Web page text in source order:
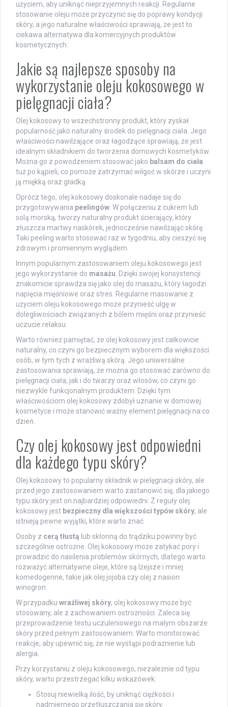
użyciem, aby uniknąć nieprzyjemnych reakcji. Regularne
stosowanie oleju może przyczynić się do poprawy kondycji
skóry, a jego naturalne właściwości sprawiają, że jest to
ciekawa alternatywa dla komercyjnych produktów
kosmetycznych.
Jakie są najlepsze sposoby na
wykorzystanie oleju kokosowego w
pielęgnacji ciała?
Olej kokosowy to wszechstronny produkt, który zyskał
popularność jako naturalny środek do pielęgnacji ciała. Jego
właściwości nawilżające oraz łagodzące sprawiają, że jest
idealnym składnikiem do tworzenia domowych kosmetyków.
Można go z powodzeniem stosować jako balsam do ciała
tuż po kąpieli, co pomoże zatrzymać wilgoć w skórze i uczyni
ją miękką oraz gładką.
Oprócz tego, olej kokosowy doskonale nadaje się do
przygotowywania peelingów . W połączeniu z cukrem lub
solą morską, tworzy naturalny produkt ścierający, który
złuszcza martwy naskórek, jednocześnie nawilżając skórę.
Taki peeling warto stosować raz w tygodniu, aby cieszyć się
zdrowym i promiennym wyglądem.
Innym popularnym zastosowaniem oleju kokosowego jest
jego wykorzystanie do masażu . Dzięki swojej konsystencji
znakomicie sprawdza się jako olej do masażu, który łagodzi
napięcia mięśniowe oraz stres. Regularne masowanie z
użyciem oleju kokosowego może przynieść ulgę w
dolegliwościach związanych z bólem mięśni oraz przynieść
uczucie relaksu.
Warto również pamiętać, że olej kokosowy jest całkowicie
naturalny, co czyni go bezpiecznym wyborem dla większości
osób, w tym tych z wrażliwą skórą. Jego uniwersalne
zastosowania sprawiają, że można go stosować zarówno do
pielęgnacji ciała, jak i do twarzy oraz włosów, co czyni go
niezwykle funkcjonalnym produktem. Dzięki tym
właściwościom olej kokosowy zdobył uznanie w domowej
kosmetyce i może stanowić ważny element pielęgnacji na co
dzień.
Czy olej kokosowy jest odpowiedni
dla każdego typu skóry?
Olej kokosowy to popularny składnik w pielęgnacji skóry, ale
przed jego zastosowaniem warto zastanowić się, dla jakiego
typu skóry jest on najbardziej odpowiedni. Z reguły olej
kokosowy jest bezpieczny dla większości typów skóry, ale
istnieją pewne wyjątki, które warto znać.
Osoby z cerą tłustą lub skłonną do trądziku powinny być
szczególnie ostrożne. Olej kokosowy może zatykać pory i
prowadzić do nasilenia problemów skórnych, dlatego warto
rozważyć alternatywne oleje, które są lżejsze i mniej
komedogenne, takie jak olej jojoba czy olej z nasion
winogron.
W przypadku wrażliwej skóry, olej kokosowy może być
stosowany, ale z zachowaniem ostrożności. Zaleca się
przeprowadzenie testu uczuleniowego na małym obszarze
skóry przed pełnym zastosowaniem. Warto monitorować
reakcje, aby upewnić się, że nie wystąpi podrażnienie lub
alergia.
Przy korzystaniu z oleju kokosowego, niezależnie od typu
skóry, warto przestrzegać kilku wskazówek:
Stosuj niewielką ilość, by uniknąć ciężkości i
nadmiernego przetłuszczania się skóry.